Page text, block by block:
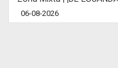
06-08-2026